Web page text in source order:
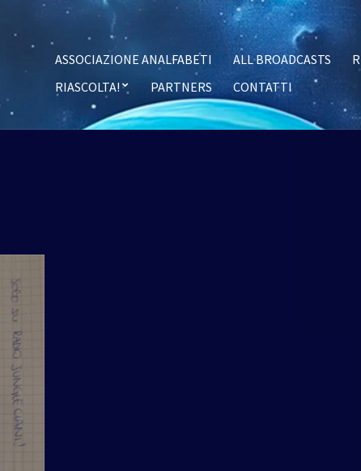
ASSOCIAZIONE ANALFABETI ALL BROADCASTS
RIASCOLTA!
PARTNERS CONTATTI